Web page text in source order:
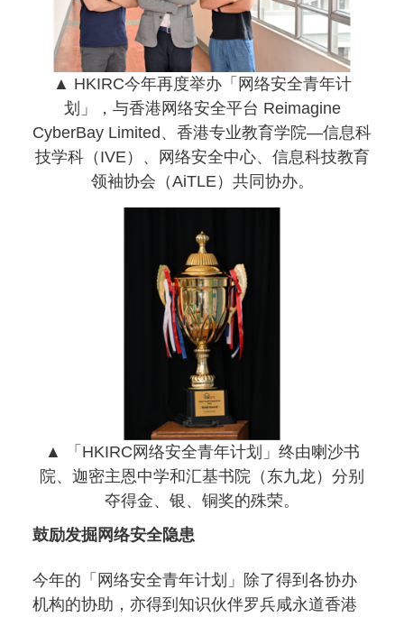
▲ HKIRC今年再度举办「网络安全青年计
划」，与香港网络安全平台 Reimagine
CyberBay Limited、香港专业教育学院—信息科
技学科（IVE）、网络安全中心、信息科技教育
领袖协会（AiTLE）共同协办。
▲ 「HKIRC网络安全青年计划」终由喇沙书
院、迦密主恩中学和汇基书院（东九龙）分别
夺得金、银、铜奖的殊荣。
鼓励发掘网络安全隐患
今年的「网络安全青年计划」除了得到各协办
机构的协助，亦得到知识伙伴罗兵咸永道香港